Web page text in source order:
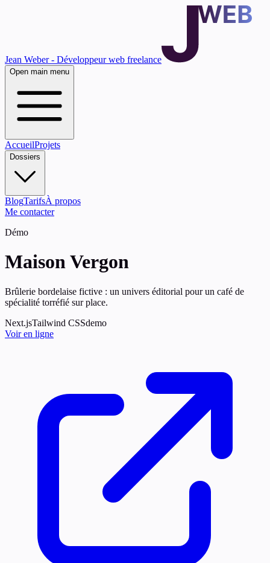
Jean Weber - Développeur web freelance
Open main menu
AccueilProjets
Dossiers
BlogTarifsÀ propos
Me contacter
Démo
Maison Vergon
Brûlerie bordelaise fictive : un univers éditorial pour un café de
spécialité torréfié sur place.
Next.jsTailwind CSSdemo
Voir en ligne